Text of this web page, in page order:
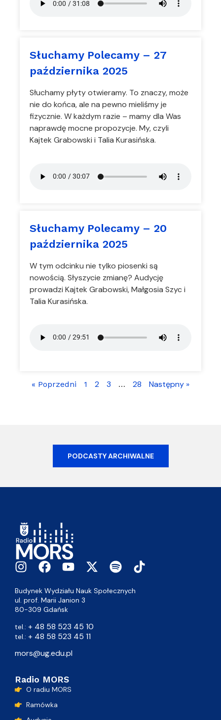
Słuchamy Polecamy – 27
października 2025
Słuchamy płyty otwieramy. To znaczy, może
nie do końca, ale na pewno mieliśmy je
fizycznie. W każdym razie – mamy dla Was
naprawdę mocne propozycje. My, czyli
Kajtek Grabowski i Talia Kurasińska.
Słuchamy Polecamy – 20
października 2025
W tym odcinku nie tylko piosenki są
nowością. Słyszycie zmianę? Audycję
prowadzi Kajtek Grabowski, Małgosia Szyc i
Talia Kurasińska.
« Poprzedni 1 2 3 … 28 Następny »
PODCASTY ARCHIWALNE
Budynek Wydziału Nauk Społecznych
ul. prof. Marii Janion 3
80-309 Gdańsk
tel.: + 48 58 523 45 10
tel.: + 48 58 523 45 11
mors@ug.edu.pl
Radio MORS
O radiu MORS
Ramówka